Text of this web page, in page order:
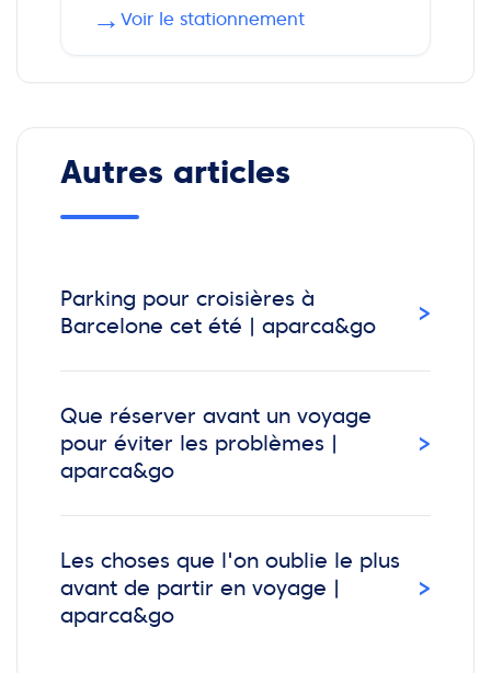
→ Voir le stationnement
Autres articles
Parking pour croisières à
Barcelone cet été | aparca&go
›
Que réserver avant un voyage
pour éviter les problèmes |
aparca&go
›
Les choses que l'on oublie le plus
avant de partir en voyage |
aparca&go
›